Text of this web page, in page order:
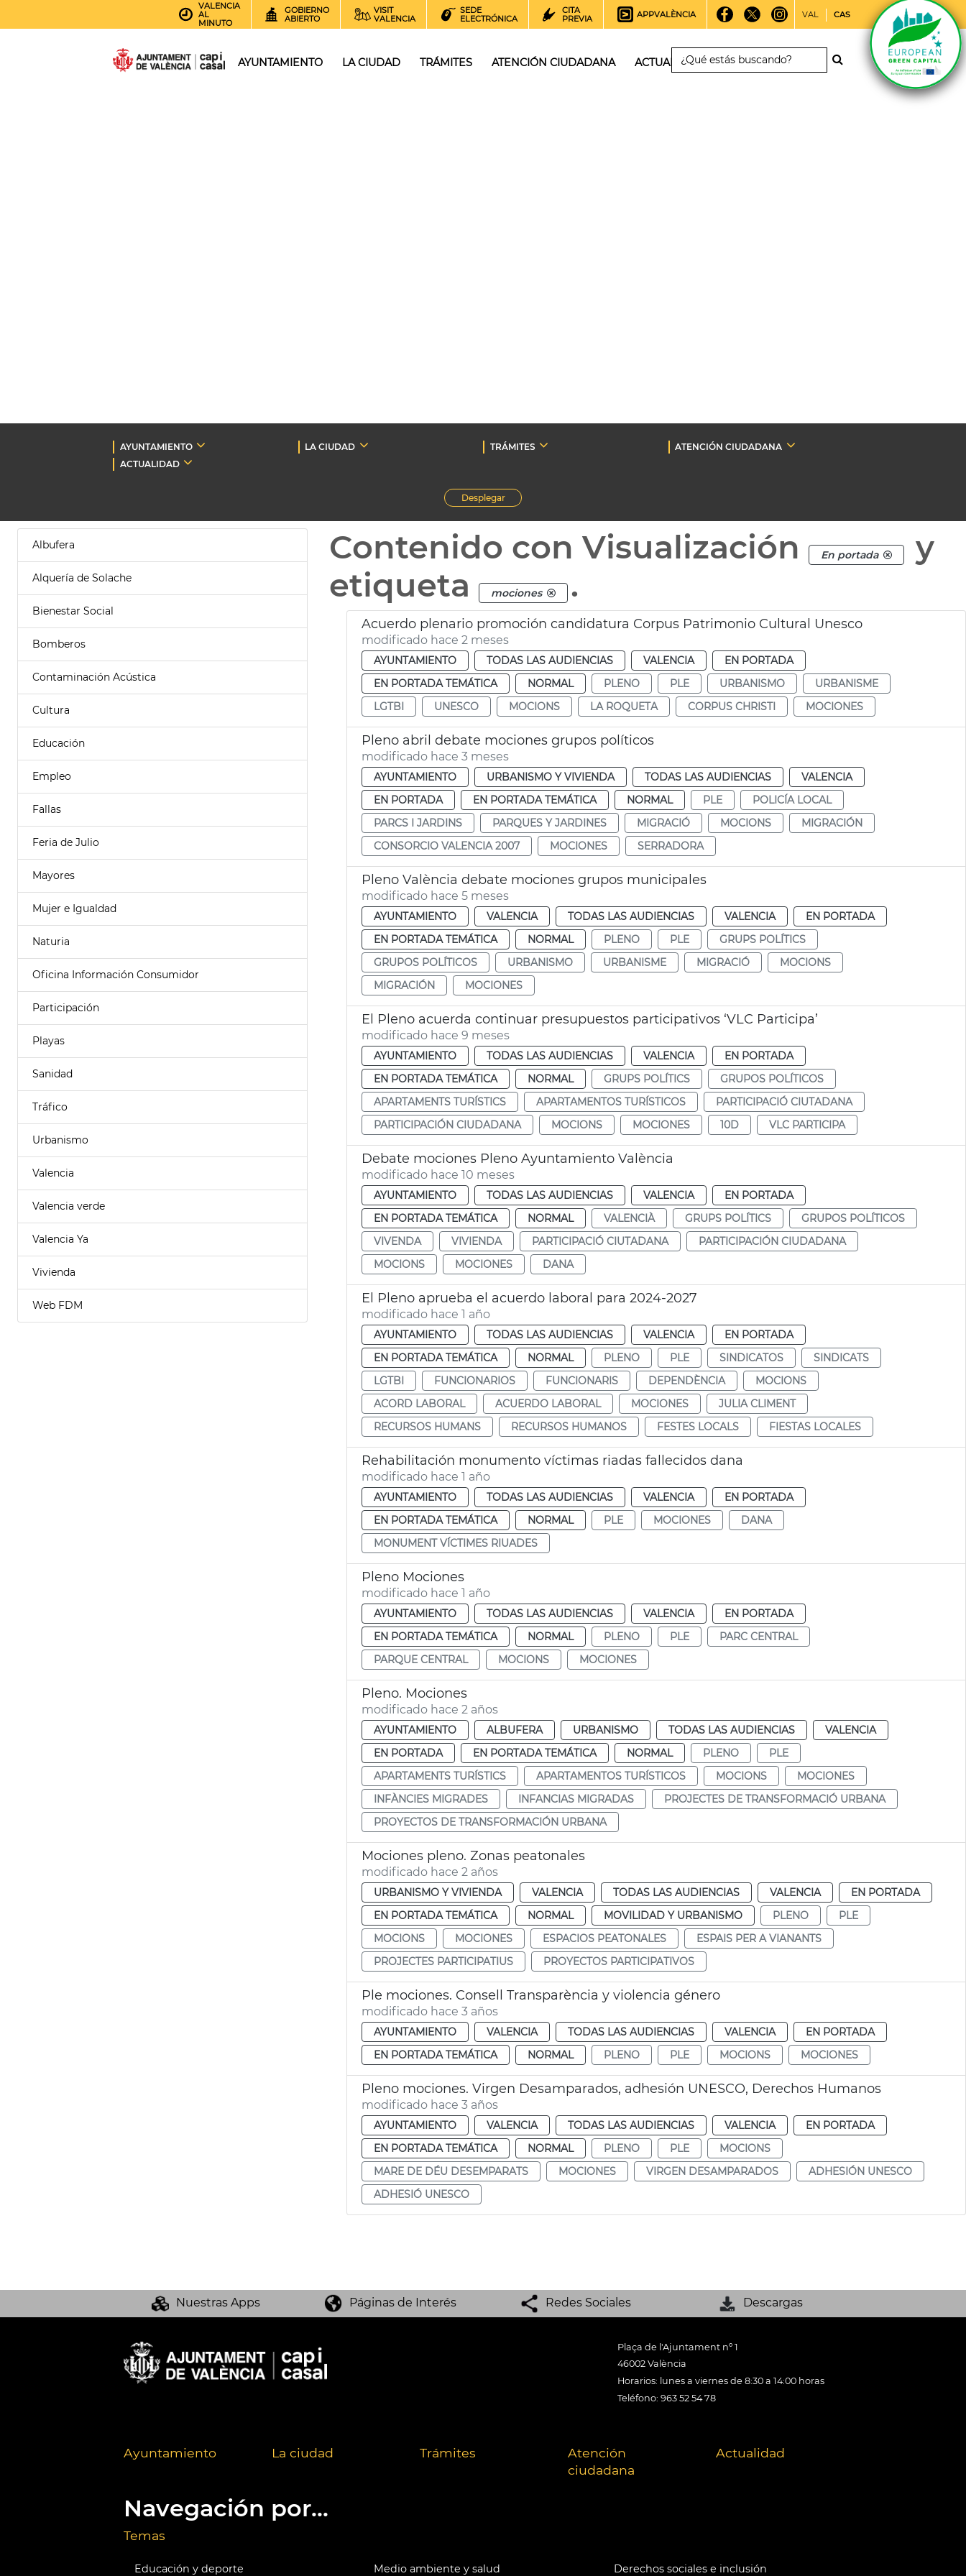
VALENCIA
AL
MINUTO
GOBIERNO
ABIERTO
VISIT
VALENCIA
SEDE
ELECTRÓNICA
CITA
PREVIA
APPVALÈNCIA VAL CAS
AYUNTAMIENTO LA CIUDAD TRÁMITES ATENCIÓN CIUDADANA ACTUALIDAD
AYUNTAMIENTO LA CIUDAD TRÁMITES
ATENCIÓN CIUDADANA
ACTUALIDAD
Desplegar
Albufera
Alquería de Solache
Bienestar Social
Bomberos
Contaminación Acústica
Cultura
Educación
Empleo
Fallas
Feria de Julio
Mayores
Mujer e Igualdad
Naturia
Oficina Información Consumidor
Participación
Playas
Sanidad
Tráfico
Urbanismo
Valencia
Valencia verde
Valencia Ya
Vivienda
Web FDM
Contenido con Visualización En portada
y
etiqueta
mociones .
Acuerdo plenario promoción candidatura Corpus Patrimonio Cultural Unesco
modificado hace 2 meses
AYUNTAMIENTO TODAS LAS AUDIENCIAS VALENCIA
EN PORTADA
EN PORTADA TEMÁTICA
NORMAL PLENO PLE URBANISMO
URBANISME
LGTBI
UNESCO MOCIONS LA ROQUETA CORPUS CHRISTI MOCIONES
Pleno abril debate mociones grupos políticos
modificado hace 3 meses
AYUNTAMIENTO URBANISMO Y VIVIENDA TODAS LAS AUDIENCIAS
VALENCIA
EN PORTADA
EN PORTADA TEMÁTICA NORMAL PLE
POLICÍA LOCAL
PARCS I JARDINS
PARQUES Y JARDINES MIGRACIÓ MOCIONS
MIGRACIÓN
CONSORCIO VALENCIA 2007
MOCIONES SERRADORA
Pleno València debate mociones grupos municipales
modificado hace 5 meses
AYUNTAMIENTO VALENCIA TODAS LAS AUDIENCIAS VALENCIA
EN PORTADA
EN PORTADA TEMÁTICA
NORMAL PLENO PLE
GRUPS POLÍTICS
GRUPOS POLÍTICOS
URBANISMO URBANISME MIGRACIÓ
MOCIONS
MIGRACIÓN
MOCIONES
El Pleno acuerda continuar presupuestos participativos ‘VLC Participa’
modificado hace 9 meses
AYUNTAMIENTO TODAS LAS AUDIENCIAS VALENCIA
EN PORTADA
EN PORTADA TEMÁTICA
NORMAL GRUPS POLÍTICS
GRUPOS POLÍTICOS
APARTAMENTS TURÍSTICS
APARTAMENTOS TURÍSTICOS
PARTICIPACIÓ CIUTADANA
PARTICIPACIÓN CIUDADANA
MOCIONS MOCIONES 10D VLC PARTICIPA
Debate mociones Pleno Ayuntamiento València
modificado hace 10 meses
AYUNTAMIENTO TODAS LAS AUDIENCIAS VALENCIA
EN PORTADA
EN PORTADA TEMÁTICA
NORMAL VALENCIÀ GRUPS POLÍTICS
GRUPOS POLÍTICOS
VIVENDA
VIVIENDA PARTICIPACIÓ CIUTADANA
PARTICIPACIÓN CIUDADANA
MOCIONS
MOCIONES DANA
El Pleno aprueba el acuerdo laboral para 2024-2027
modificado hace 1 año
AYUNTAMIENTO TODAS LAS AUDIENCIAS VALENCIA
EN PORTADA
EN PORTADA TEMÁTICA
NORMAL PLENO PLE SINDICATOS
SINDICATS
LGTBI
FUNCIONARIOS FUNCIONARIS DEPENDÈNCIA
MOCIONS
ACORD LABORAL
ACUERDO LABORAL MOCIONES
JULIA CLIMENT
RECURSOS HUMANS
RECURSOS HUMANOS FESTES LOCALS FIESTAS LOCALES
Rehabilitación monumento víctimas riadas fallecidos dana
modificado hace 1 año
AYUNTAMIENTO TODAS LAS AUDIENCIAS VALENCIA
EN PORTADA
EN PORTADA TEMÁTICA
NORMAL PLE MOCIONES
DANA
MONUMENT VÍCTIMES RIUADES
Pleno Mociones
modificado hace 1 año
AYUNTAMIENTO TODAS LAS AUDIENCIAS VALENCIA
EN PORTADA
EN PORTADA TEMÁTICA
NORMAL PLENO PLE
PARC CENTRAL
PARQUE CENTRAL
MOCIONS MOCIONES
Pleno. Mociones
modificado hace 2 años
AYUNTAMIENTO ALBUFERA URBANISMO TODAS LAS AUDIENCIAS
VALENCIA
EN PORTADA
EN PORTADA TEMÁTICA NORMAL PLENO
PLE
APARTAMENTS TURÍSTICS
APARTAMENTOS TURÍSTICOS MOCIONS
MOCIONES
INFÀNCIES MIGRADES
INFANCIAS MIGRADAS
PROJECTES DE TRANSFORMACIÓ URBANA
PROYECTOS DE TRANSFORMACIÓN URBANA
Mociones pleno. Zonas peatonales
modificado hace 2 años
URBANISMO Y VIVIENDA VALENCIA TODAS LAS AUDIENCIAS VALENCIA
EN PORTADA
EN PORTADA TEMÁTICA
NORMAL MOVILIDAD Y URBANISMO PLENO
PLE
MOCIONS
MOCIONES ESPACIOS PEATONALES
ESPAIS PER A VIANANTS
PROJECTES PARTICIPATIUS
PROYECTOS PARTICIPATIVOS
Ple mociones. Consell Transparència y violencia género
modificado hace 3 años
AYUNTAMIENTO VALENCIA TODAS LAS AUDIENCIAS VALENCIA
EN PORTADA
EN PORTADA TEMÁTICA
NORMAL PLENO PLE MOCIONS MOCIONES
Pleno mociones. Virgen Desamparados, adhesión UNESCO, Derechos Humanos
modificado hace 3 años
AYUNTAMIENTO VALENCIA TODAS LAS AUDIENCIAS VALENCIA
EN PORTADA
EN PORTADA TEMÁTICA
NORMAL PLENO PLE
MOCIONS
MARE DE DÉU DESEMPARATS
MOCIONES VIRGEN DESAMPARADOS
ADHESIÓN UNESCO
ADHESIÓ UNESCO
Nuestras Apps Páginas de Interés Redes Sociales Descargas
Plaça de l'Ajuntament nº 1
46002 València
Horarios: lunes a viernes de 8:30 a 14:00 horas
Teléfono: 963 52 54 78
Ayuntamiento La ciudad Trámites
Atención
ciudadana
Actualidad
Navegación por...
Temas
Educación y deporte Medio ambiente y salud Derechos sociales e inclusión